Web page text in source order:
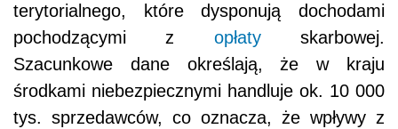
terytorialnego, które dysponują dochodami
pochodzącymi z opłatyskarbowej.
Szacunkowe dane określają, że w kraju
środkami niebezpiecznymi handluje ok. 10 000
tys. sprzedawców, co oznacza, że wpływy z